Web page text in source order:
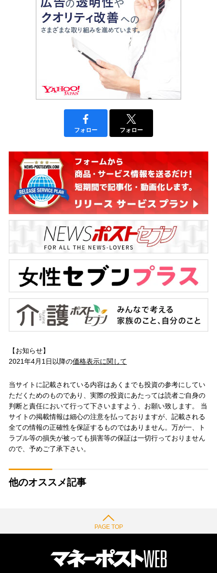
フォロー フォロー
【お知らせ】
2021年4月1日以降の価格表示に関して
当サイトに記載されている内容はあくまでも投資の参考にしてい
ただくためのものであり、実際の投資にあたっては読者ご自身の
判断と責任において行って下さいますよう、お願い致します。 当
サイトの掲載情報は細心の注意を払っておりますが、記載される
全ての情報の正確性を保証するものではありません。万が一、ト
ラブル等の損失が被っても損害等の保証は一切行っておりません
ので、予めご了承下さい。
他のオススメ記事
PAGE TOP